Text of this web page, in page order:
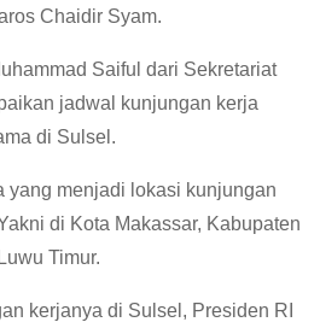
Chaidir Syam.
Saiful dari Sekretariat
jadwal kunjungan kerja
di Sulsel.
yang menjadi lokasi kunjungan
di Kota Makassar, Kabupaten
Timur.
kerjanya di Sulsel, Presiden RI